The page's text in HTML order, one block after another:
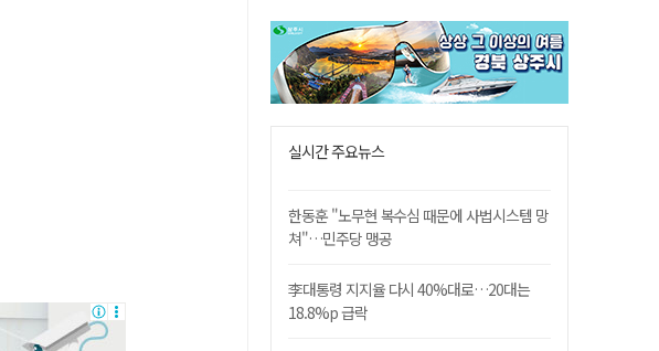
실시간 주요뉴스
한동훈 "노무현 복수심 때문에 사법시스템 망
쳐"…민주당 맹공
李대통령 지지율 다시 40%대로…20대는
18.8%p 급락